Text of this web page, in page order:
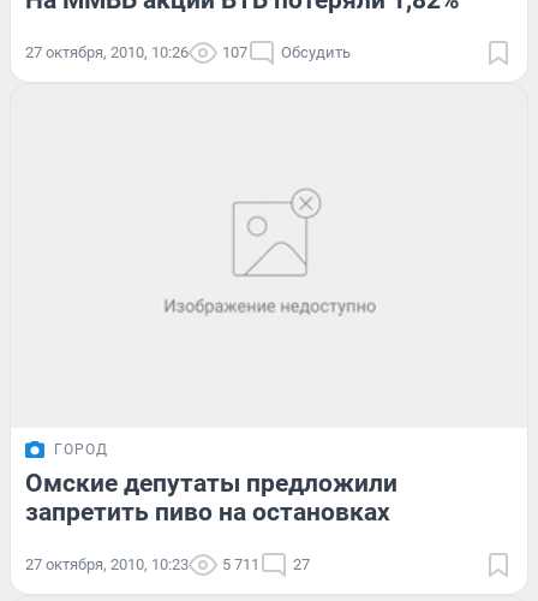
27 октября, 2010, 10:26 107 Обсудить
ГОРОД
Омские депутаты предложили
запретить пиво на остановках
27 октября, 2010, 10:23 5 711 27